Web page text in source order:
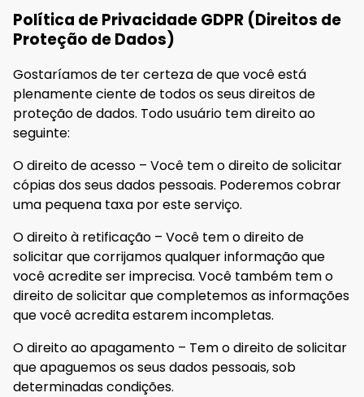
Política de Privacidade GDPR (Direitos de
Proteção de Dados)
Gostaríamos de ter certeza de que você está
plenamente ciente de todos os seus direitos de
proteção de dados. Todo usuário tem direito ao
seguinte:
O direito de acesso – Você tem o direito de solicitar
cópias dos seus dados pessoais. Poderemos cobrar
uma pequena taxa por este serviço.
O direito à retificação – Você tem o direito de
solicitar que corrijamos qualquer informação que
você acredite ser imprecisa. Você também tem o
direito de solicitar que completemos as informações
que você acredita estarem incompletas.
O direito ao apagamento – Tem o direito de solicitar
que apaguemos os seus dados pessoais, sob
determinadas condições.